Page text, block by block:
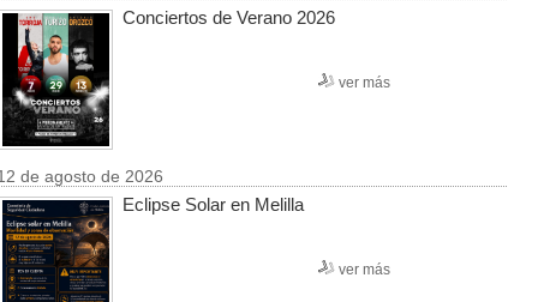
Conciertos de Verano 2026
ver más
de agosto de 2026
Eclipse Solar en Melilla
ver más